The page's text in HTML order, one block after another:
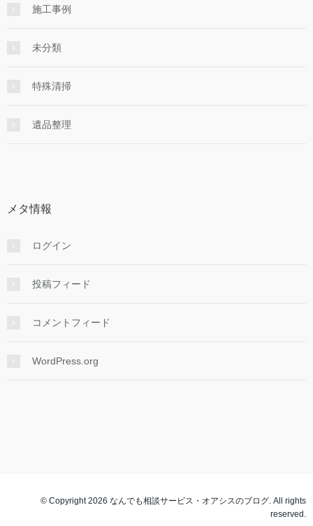
施工事例
未分類
特殊清掃
遺品整理
メタ情報
ログイン
投稿フィード
コメントフィード
WordPress.org
© Copyright 2026 なんでも相談サービス・オアシスのブログ. All rights
reserved.